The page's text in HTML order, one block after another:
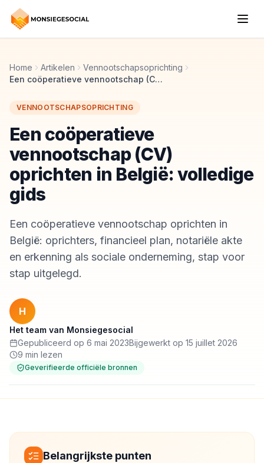
Home Artikelen
Vennootschapsoprichting
Een coöperatieve vennootschap (CV) oprichten in België: volledige gids
VENNOOTSCHAPSOPRICHTING
Een coöperatieve
vennootschap (CV)
oprichten in België: volledige
gids
Een coöperatieve vennootschap oprichten in
België: oprichters, financieel plan, notariële akte
en erkenning als sociale onderneming, stap voor
stap uitgelegd.
H
Het team van Monsiegesocial
Gepubliceerd op 6 mai 2023Bijgewerkt op 15 juillet 2026
9 min lezen
Geverifieerde officiële bronnen
Belangrijkste punten